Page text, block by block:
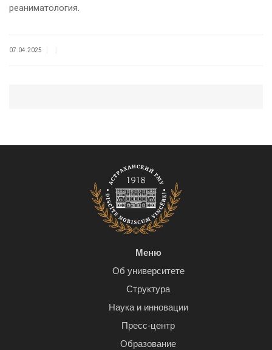
реаниматология.
07.04.2025
Меню
Об университете
Структура
Наука и инновации
Пресс-центр
Образование